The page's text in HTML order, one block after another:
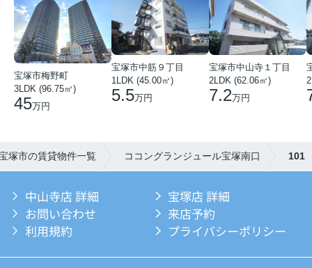
宝塚市梅野町
3LDK (96.75㎡)
45万円
宝塚市中筋９丁目
1LDK (45.00㎡)
5.5万円
宝塚市中山寺１丁目
2LDK (62.06㎡)
7.2万円
塚市の賃貸物件一覧 ココングランジュール宝塚南口 101
中山寺店 詳細
宝塚店 詳細
お問い合わせ
来店予約
利用規約
プライバシーポリシー